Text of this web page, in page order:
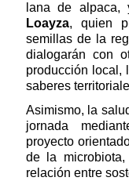
lana de alpaca,
Loayza, quien
semillas de la
dialogarán con
producción local,
saberes
Asimismo, la
jornada
proyecto
de la
relación entre